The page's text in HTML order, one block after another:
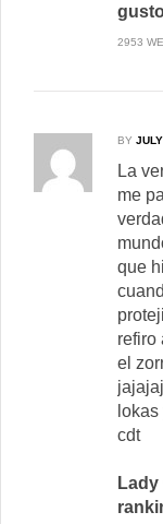
2953
BY
La
me
que
refiro
el
cdt
Lady